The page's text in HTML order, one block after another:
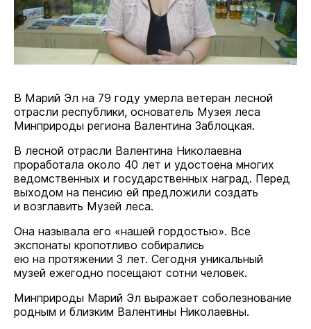
В Марий Эл на 79 году умерла ветеран лесной
отрасли республики, основатель Музея леса
Минприроды региона Валентина Заблоцкая.
В лесной отрасли Валентина Николаевна
проработала около 40 лет и удостоена многих
ведомственных и государственных наград. Перед
выходом на пенсию ей предложили создать
и возглавить Музей леса.
Она называла его «нашей гордостью». Все
экспонаты кропотливо собирались
ею на протяжении 3 лет. Сегодня уникальный
музей ежегодно посещают сотни человек.
Минприроды Марий Эл выражает соболезнование
родным и близким Валентины Николаевны.